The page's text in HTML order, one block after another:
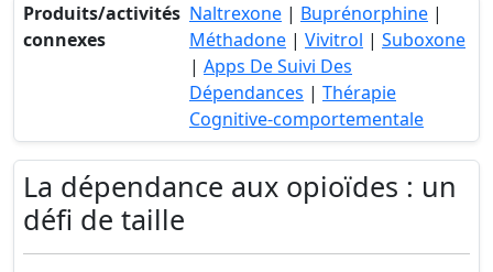
Produits/activités
connexes
Naltrexone | Buprénorphine |
Méthadone | Vivitrol | Suboxone
| Apps De Suivi Des
Dépendances | Thérapie
Cognitive-comportementale
La dépendance aux opioïdes : un
défi de taille